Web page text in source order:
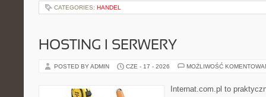
CATEGORIES: HANDEL
HOSTING I SERWERY
POSTED BY ADMIN CZE - 17 - 2026 MOŻLIWOŚĆ
Internat.com.pl to